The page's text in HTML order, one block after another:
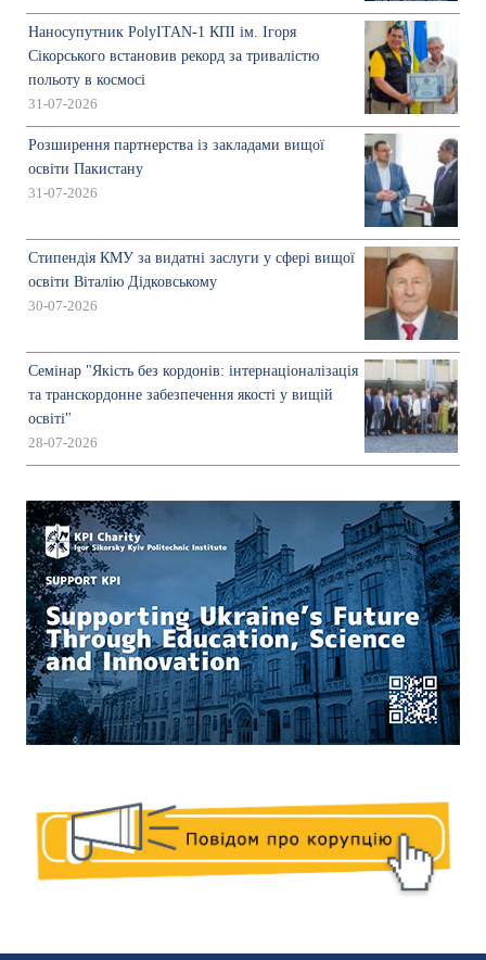
Наносупутник PolyITAN-1 КПІ ім. Ігоря
Сікорського встановив рекорд за тривалістю
польоту в космосі
31-07-2026
Розширення партнерства із закладами вищої
освіти Пакистану
31-07-2026
Стипендія КМУ за видатні заслуги у сфері вищої
освіти Віталію Дідковському
30-07-2026
Семінар "Якість без кордонів: інтернаціоналізація
та транскордонне забезпечення якості у вищій
освіті"
28-07-2026